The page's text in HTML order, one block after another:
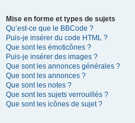
Mise en forme et types de sujets
Qu’est-ce que le BBCode ?
Puis-je insérer du code HTML ?
Que sont les émoticônes ?
Puis-je insérer des images ?
Que sont les annonces générales ?
Que sont les annonces ?
Que sont les notes ?
Que sont les sujets verrouillés ?
Que sont les icônes de sujet ?